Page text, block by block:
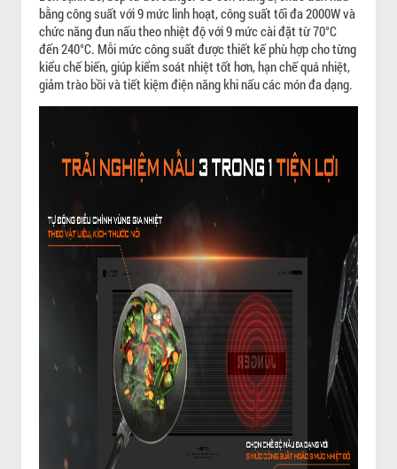
bằng công suất với 9 mức linh hoạt, công suất tối đa 2000W và
chức năng đun nấu theo nhiệt độ với 9 mức cài đặt từ 70°C
đến 240°C. Mỗi mức công suất được thiết kế phù hợp cho từng
kiểu chế biến, giúp kiểm soát nhiệt tốt hơn, hạn chế quá nhiệt,
giảm trào bồi và tiết kiệm điện năng khi nấu các món đa dạng.